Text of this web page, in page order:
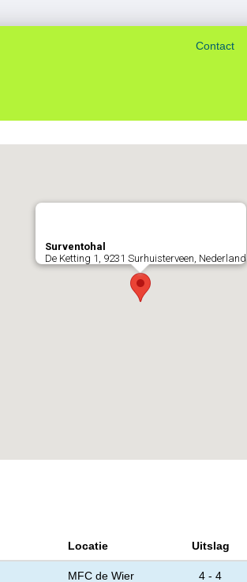
Contact
Surventohal
De Ketting 1, 9231 Surhuisterveen, Nederland
Locatie Uitslag
MFC de Wier 4 - 4